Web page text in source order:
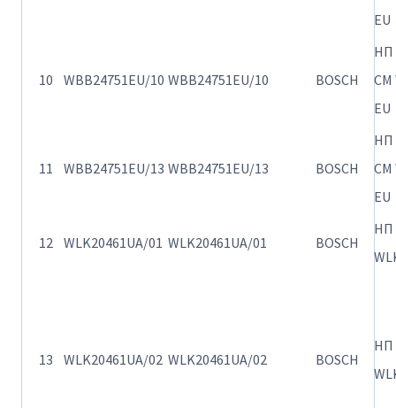
EU
10 WBB24751EU/10 WBB24751EU/10 BOSCH
ΗΠ
EU
11 WBB24751EU/13 WBB24751EU/13 BOSCH
ΗΠ
EU
12 WLK20461UA/01 WLK20461UA/01 BOSCH
ΗΠ
13 WLK20461UA/02 WLK20461UA/02 BOSCH
ΗΠ